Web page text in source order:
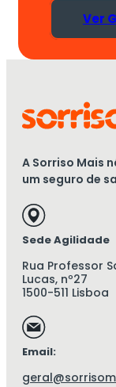
Ver
A Sorriso Mais
um seguro de
Sede Agilidade
Rua Professor
Lucas, nº27
1500-511 Lisboa
Email: